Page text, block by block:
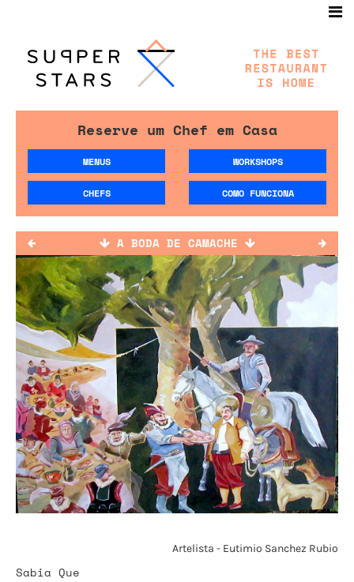
Reserve um Chef em Casa
MENUS WORKSHOPS
CHEFS COMO FUNCIONA
A BODA DE CAMACHE
Artelista - Eutimio Sanchez Rubio
Sabia Que